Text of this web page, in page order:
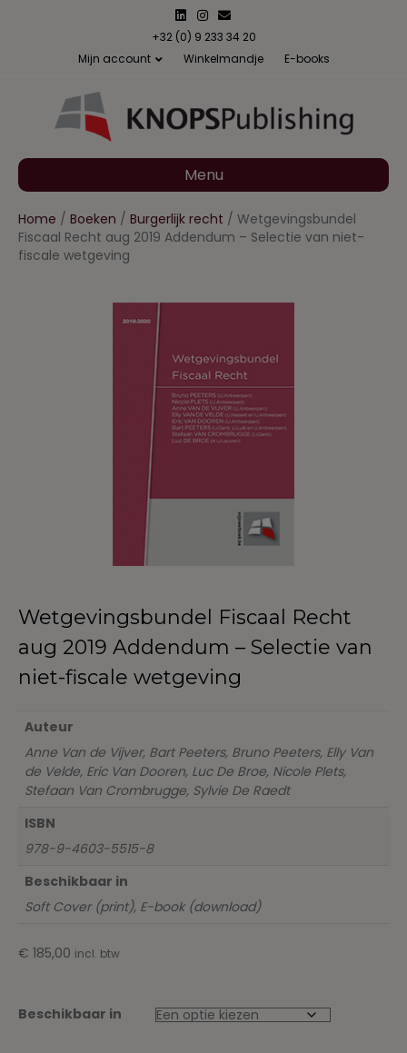
n
n
s
a
m
m
a
l
+32 (0) 9 233 34 20
Mijn account
Winkelmandje E-books
Menu
Home / Boeken / Burgerlijk recht / Wetgevingsbundel
Fiscaal Recht aug 2019 Addendum – Selectie van niet-
fiscale wetgeving
Wetgevingsbundel Fiscaal Recht
aug 2019 Addendum – Selectie van
niet-fiscale wetgeving
Auteur
Anne Van de Vijver, Bart Peeters, Bruno Peeters, Elly Van
de Velde, Eric Van Dooren, Luc De Broe, Nicole Plets,
Stefaan Van Crombrugge, Sylvie De Raedt
ISBN
978-9-4603-5515-8
Beschikbaar in
Soft Cover (print), E-book (download)
€ 185,00 incl. btw
Beschikbaar in